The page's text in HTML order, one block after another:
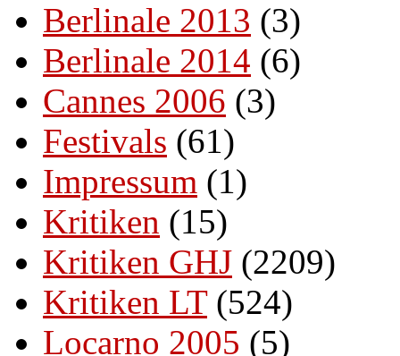
Berlinale 2013 (3)
Berlinale 2014 (6)
Cannes 2006 (3)
Festivals (61)
Impressum (1)
Kritiken (15)
Kritiken GHJ (2209)
Kritiken LT(524)
Locarno 2005 (5)